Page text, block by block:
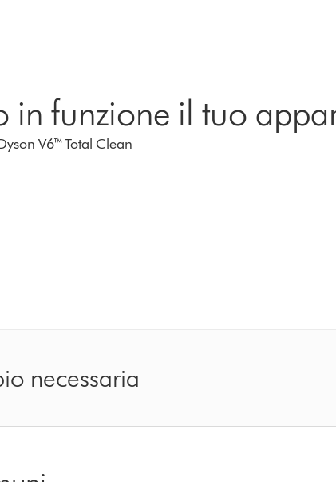
in funzione il tuo
V6™ Total Clean
necessaria